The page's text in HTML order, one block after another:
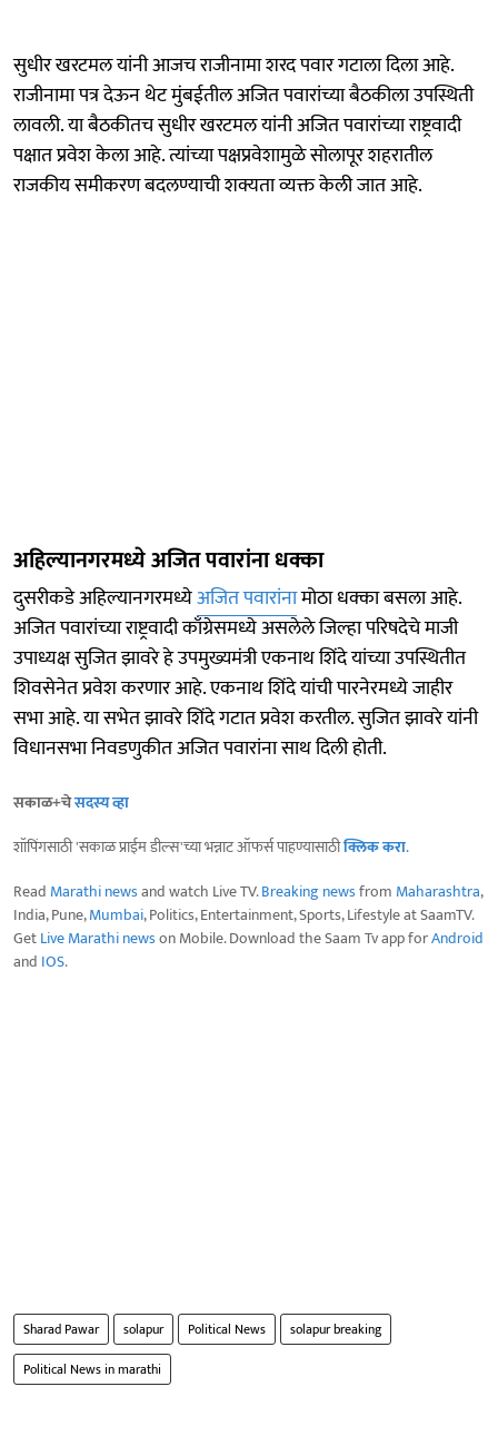
सुधीर खरटमल यांनी आजच राजीनामा शरद पवार गटाला दिला आहे.
राजीनामा पत्र देऊन थेट मुंबईतील अजित पवारांच्या बैठकीला उपस्थिती
लावली. या बैठकीतच सुधीर खरटमल यांनी अजित पवारांच्या राष्ट्रवादी
पक्षात प्रवेश केला आहे. त्यांच्या पक्षप्रवेशामुळे सोलापूर शहरातील
राजकीय समीकरण बदलण्याची शक्यता व्यक्त केली जात आहे.
अहिल्यानगरमध्ये अजित पवारांना धक्का
दुसरीकडे अहिल्यानगरमध्येअजित पवारांनामोठा धक्का बसला आहे.
अजित पवारांच्या राष्ट्रवादी काँग्रेसमध्ये असलेले जिल्हा परिषदेचे माजी
उपाध्यक्ष सुजित झावरे हे उपमुख्यमंत्री एकनाथ शिंदे यांच्या उपस्थितीत
शिवसेनेत प्रवेश करणार आहे. एकनाथ शिंदे यांची पारनेरमध्ये जाहीर
सभा आहे. या सभेत झावरे शिंदे गटात प्रवेश करतील. सुजित झावरे यांनी
विधानसभा निवडणुकीत अजित पवारांना साथ दिली होती.
सकाळ+चेसदस्य व्हा
शॉपिंगसाठी 'सकाळ प्राईम डील्स'च्या भन्नाट ऑफर्स पाहण्यासाठीक्लिक करा.
Read Marathi newsand watch Live TV.Breaking newsfrom Maharashtra,
India, Pune,Mumbai, Politics, Entertainment, Sports, Lifestyle at SaamTV.
GetLive Marathi newson Mobile. Download the Saam Tv app forAndroid
and IOS.
Sharad Pawar solapur Political News
solapur breaking
Political News in marathi